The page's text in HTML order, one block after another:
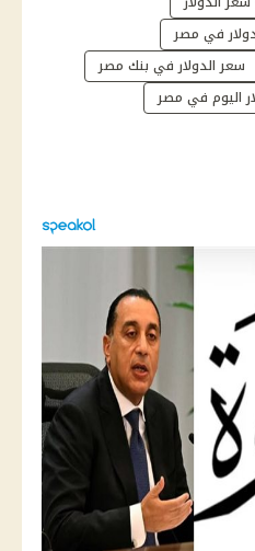
في مصر
سعر الدولار في بنك مصر
اليوم في مصر